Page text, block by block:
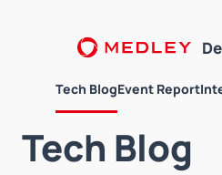
Tech BlogEvent Report
Tech Blog